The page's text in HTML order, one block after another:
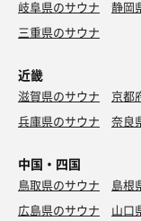
岐阜県のサウナ 静岡
三重県のサウナ
近畿
滋賀県のサウナ 京都
兵庫県のサウナ
奈良
中国・四国
鳥取県のサウナ 島根
広島県のサウナ
山口